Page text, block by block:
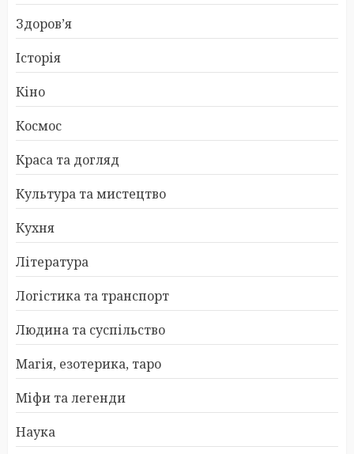
Здоров’я
Історія
Кіно
Космос
Краса та догляд
Культура та мистецтво
Кухня
Література
Логістика та транспорт
Людина та суспільство
Магія, езотерика, таро
Міфи та легенди
Наука